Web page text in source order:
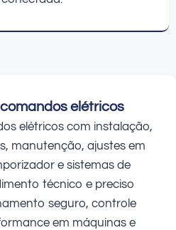
elétricos
elétricos com instalação,
manutenção, ajustes em
e sistemas de
técnico e preciso
seguro, controle
em máquinas e